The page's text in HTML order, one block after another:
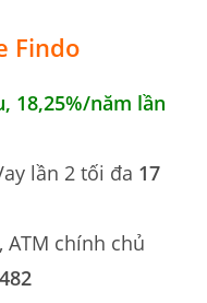
Findo
18,25%/năm lần
lần 2 tối đa 17
ATM chính chủ